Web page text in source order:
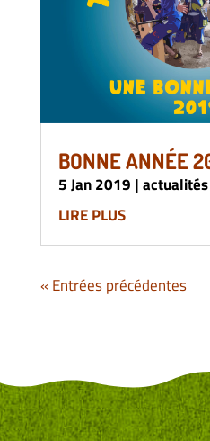
BONNE ANNÉE
5 Jan 2019 |actualités
LIRE PLUS
« Entrées précédentes